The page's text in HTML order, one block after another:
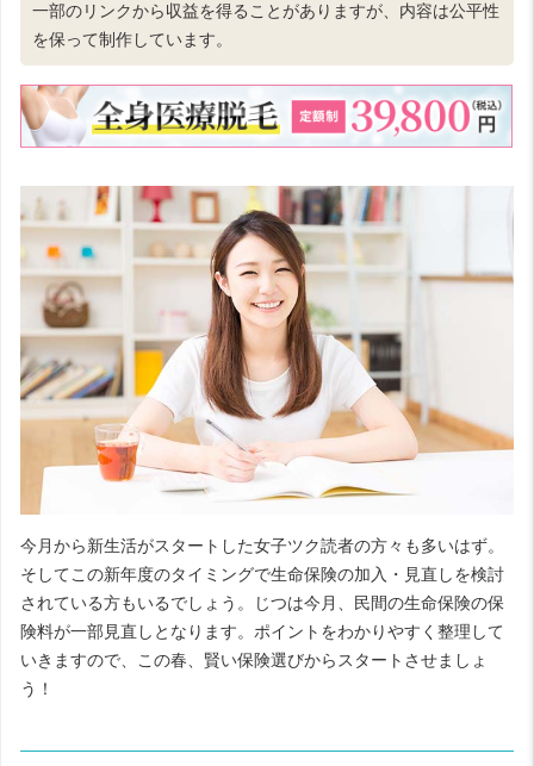
一部のリンクから収益を得ることがありますが、内容は公平性
を保って制作しています。
今月から新生活がスタートした女子ツク読者の方々も多いはず。
そしてこの新年度のタイミングで生命保険の加入・見直しを検討
されている方もいるでしょう。じつは今月、民間の生命保険の保
険料が一部見直しとなります。ポイントをわかりやすく整理して
いきますので、この春、賢い保険選びからスタートさせましょ
う！